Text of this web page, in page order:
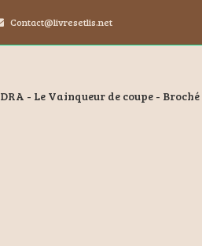
Contact@livresetlis.net